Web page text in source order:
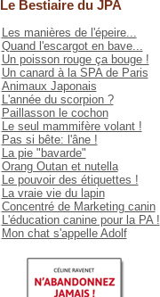
Le Bestiaire du JPA
Les manières de l'épeire...
Quand l'escargot en bave...
Un poisson rouge ça bouge !
Un canard à la SPA de Paris
Animaux Japonais
L'année du scorpion ?
Paillasson le cochon
Le seul mammifère volant !
Pas si bête: l'âne !
La pie "bavarde"
Orang Outan et nutella
Le pouvoir des étiquettes !
La vraie vie du lapin
Concentré de Marketing canin
L'éducation canine pour la PA !
Mon chat s'appelle Adolf